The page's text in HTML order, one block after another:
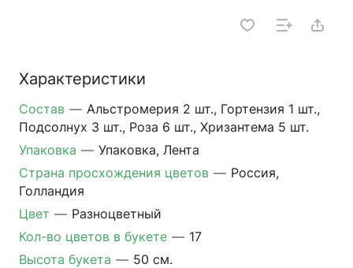
Характеристики
Состав — Альстромерия 2 шт., Гортензия 1 шт.,
Подсолнух 3 шт., Роза 6 шт., Хризантема 5 шт.
Упаковка — Упаковка, Лента
Страна просхождения цветов — Россия,
Голландия
Цвет — Разноцветный
Кол-во цветов в букете — 17
Высота букета — 50 см.